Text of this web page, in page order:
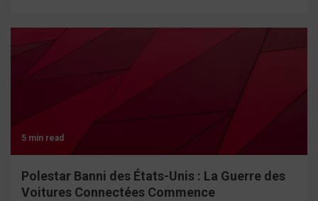
5 min read
Polestar Banni des États-Unis : La Guerre des
Voitures Connectées Commence